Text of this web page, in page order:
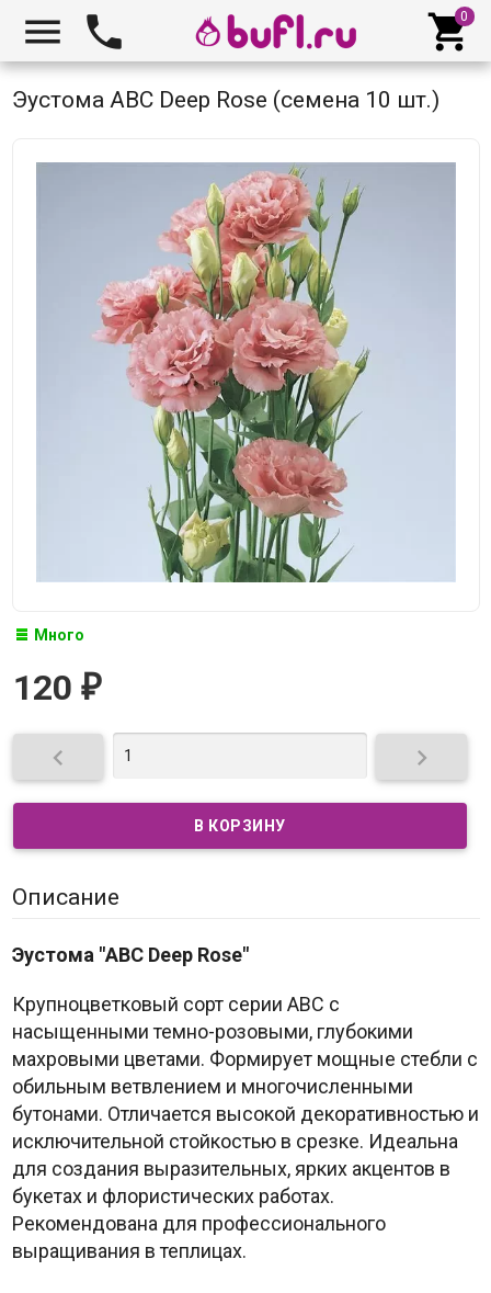
  
Эустома ABC Deep Rose (семена 10 шт.)
Много
120 ₽
 
Описание
Эустома "ABC Deep Rose"
Крупноцветковый сорт серии ABC с
насыщенными темно-розовыми, глубокими
махровыми цветами. Формирует мощные стебли с
обильным ветвлением и многочисленными
бутонами. Отличается высокой декоративностью и
исключительной стойкостью в срезке. Идеальна
для создания выразительных, ярких акцентов в
букетах и флористических работах.
Рекомендована для профессионального
выращивания в теплицах.